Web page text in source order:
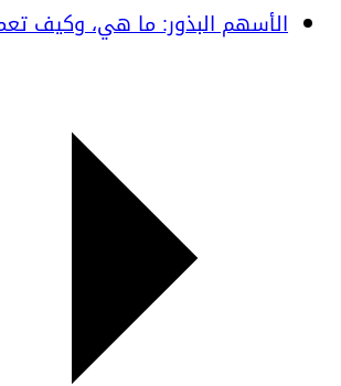
الأسهم البذور: ما هي، وكيف